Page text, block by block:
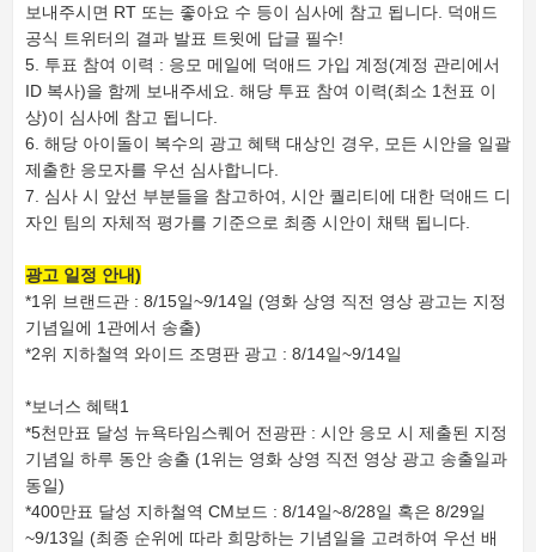
보내주시면 RT 또는 좋아요 수 등이 심사에 참고 됩니다. 덕애드
공식 트위터의 결과 발표 트윗에 답글 필수!
5. 투표 참여 이력 : 응모 메일에 덕애드 가입 계정(계정 관리에서
ID 복사)을 함께 보내주세요. 해당 투표 참여 이력(최소 1천표 이
상)이 심사에 참고 됩니다.
6. 해당 아이돌이 복수의 광고 혜택 대상인 경우, 모든 시안을 일괄
제출한 응모자를 우선 심사합니다.
7. 심사 시 앞선 부분들을 참고하여, 시안 퀄리티에 대한 덕애드 디
자인 팀의 자체적 평가를 기준으로 최종 시안이 채택 됩니다.
광고 일정 안내)
*1위 브랜드관 : 8/15일~9/14일 (영화 상영 직전 영상 광고는 지정
기념일에 1관에서 송출)
*2위 지하철역 와이드 조명판 광고 : 8/14일~9/14일
*보너스 혜택1
*5천만표 달성 뉴욕타임스퀘어 전광판 : 시안 응모 시 제출된 지정
기념일 하루 동안 송출 (1위는 영화 상영 직전 영상 광고 송출일과
동일)
*400만표 달성 지하철역 CM보드 : 8/14일~8/28일 혹은 8/29일
~9/13일 (최종 순위에 따라 희망하는 기념일을 고려하여 우선 배